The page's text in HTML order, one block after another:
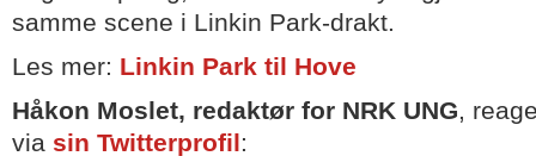
samme scene i Linkin Park-drakt.
Les mer: Linkin Park til Hove
Håkon Moslet, redaktør for NRK UNG,
via sin Twitterprofil: